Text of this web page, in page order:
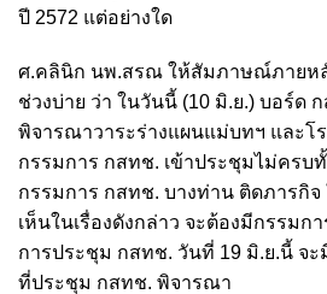
ปี 2572 แต่อย่างใด
ศ.คลินิก นพ.สรณ ให้สัมภาษณ์ภายห
ช่วงบ่าย ว่า ในวันนี้ (10 มิ.ย.) บอร์ด
พิจารณาวาระร่างแผนแม่บทฯ และโ
กรรมการ กสทช. เข้าประชุมไม่ครบ
กรรมการ กสทช. บางท่าน ติดภารกิ
เห็นในเรื่องดังกล่าว จะต้องมีกรรมก
การประชุม กสทช. วันที่ 19 มิ.ย.นี้ จะ
ที่ประชุม กสทช. พิจารณา